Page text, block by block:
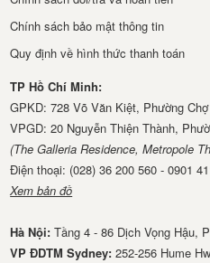
Chính sách bảo mật thông tin
Quy định về hình thức thanh toán
TP Hồ Chí Minh:
GPKD: 728 Võ Văn Kiệt, Phường
VPGD: 20 Nguyễn Thiện Thành,
(The Galleria Residence, Metropole
Điện thoại: (028) 36 200 560 - 0901
Xem bản đồ
Hà Nội:Tầng 4 - 86 Dịch Vọng Hậu,
VP ĐDTM Sydney: 252-256 Hume